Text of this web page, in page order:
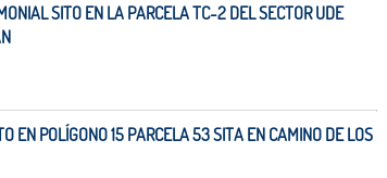
SITO EN LA PARCELA TC-2 DEL SECTOR UDE
EN POLÍGONO 15 PARCELA 53 SITA EN CAMINO DE LOS